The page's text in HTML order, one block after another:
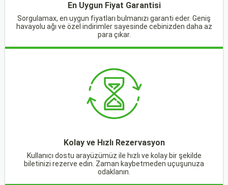
En Uygun Fiyat Garantisi
Sorgulamax, en uygun fiyatları bulmanızı garanti eder. Geniş
havayolu ağı ve özel indirimler sayesinde cebinizden daha az
para çıkar.
Kolay ve Hızlı Rezervasyon
Kullanıcı dostu arayüzümüz ile hızlı ve kolay bir şekilde
biletinizi rezerve edin. Zaman kaybetmeden uçuşunuza
odaklanın.